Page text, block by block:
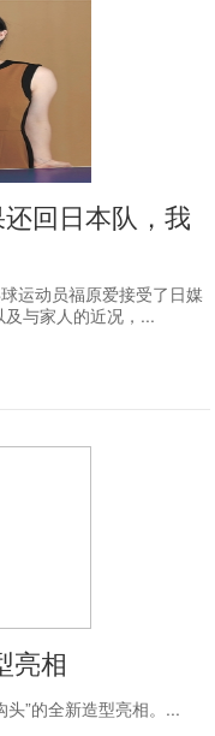
回日本队，我
运动员福原爱接受了日媒
与家人的近况，...
亮相
”的全新造型亮相。...